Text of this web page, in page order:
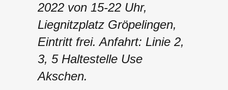
2022 von 15-22 Uhr,
Liegnitzplatz Gröpelingen,
Eintritt frei.Anfahrt: Linie 2,
3, 5 Haltestelle Use
Akschen.